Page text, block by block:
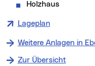
Holzhaus
Lageplan
Weitere Anlagen in
Zur Übersicht